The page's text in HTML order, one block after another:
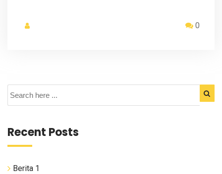
0
Recent Posts
Berita 1